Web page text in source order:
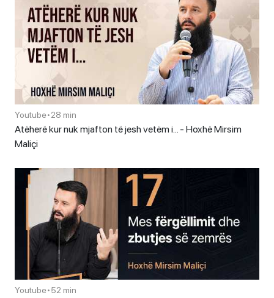
Youtube•28 min
Atëherë kur nuk mjafton të jesh vetëm i… - Hoxhë Mirsim
Maliçi
Youtube•52 min